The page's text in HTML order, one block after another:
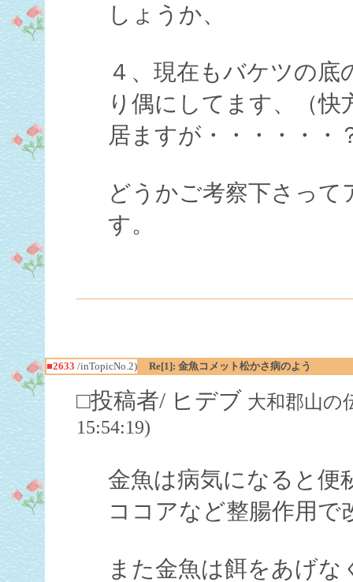
しょうか、
４、現在もバケツの
り偶にしてます、（
居ますが・・・・・・
どうかご考察下さっ
す。
■2633 /inTopicNo.2) Re[1]: 金魚コメット松かさ病のよう
□投稿者/ ヒデブ 大和郡山の
15:54:19)
金魚は病気になると便
ココアなど整腸作用
また金魚は餌をあげ